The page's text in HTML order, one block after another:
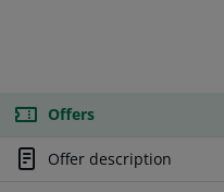
Offers
Offer description